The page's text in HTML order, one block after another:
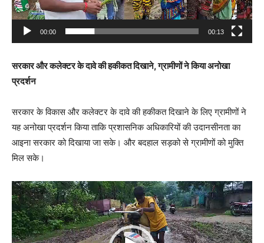
l
a
r
00:00 00:13
सरकार और कलेक्टर के दावे की हकीकत दिखाने, ग्रामीणों ने किया अनोखा
प्रदर्शन
सरकार के विकास और कलेक्टर के दावे की हकीकत दिखाने के लिए ग्रामीणों ने
यह अनोखा प्रदर्शन किया ताकि प्रशासनिक अधिकारियों की उदानसीनता का
आइना सरकार को दिखाया जा सके। और बदहाल सड़को से ग्रामीणों को मुक्ति
मिल सके।
V
i
d
e